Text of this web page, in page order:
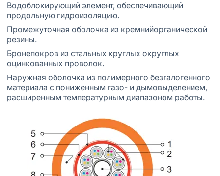
Водоблокирующий элемент, обеспечивающий
продольную гидроизоляцию.
Промежуточная оболочка из кремнийорганической
резины.
Бронепокров из стальных круглых округлых
оцинкованных проволок.
Наружная оболочка из полимерного безгалогенного
материала с пониженным газо- и дымовыделением,
расширенным температурным диапазоном работы.